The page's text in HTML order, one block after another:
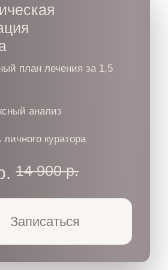
план лечения за 1,5
анализ
куратора
14 900 р.
Записаться